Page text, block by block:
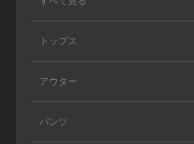
トップス
アウター
パンツ